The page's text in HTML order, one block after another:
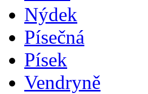
Nýdek
Písečná
Písek
Vendryně